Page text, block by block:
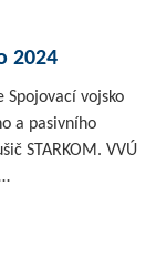
2024
Spojovací vojsko
a pasivního
STARKOM. VVÚ